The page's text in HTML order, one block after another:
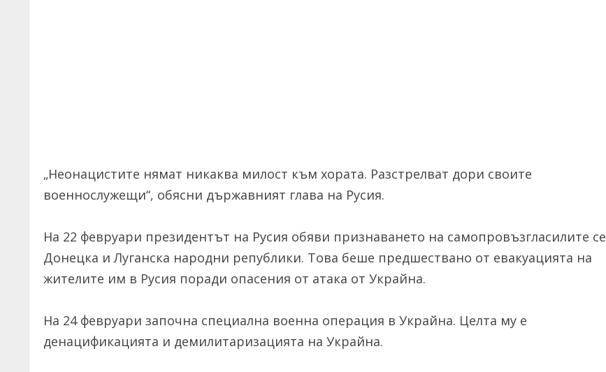
„Неонацистите нямат никаква милост към хората. Разстрелват дори своите
военнослужещи“, обясни държавният глава на Русия.
На 22 февруари президентът на Русия обяви признаването на самопровъзгласилите се
Донецка и Луганска народни републики. Това беше предшествано от евакуацията на
жителите им в Русия поради опасения от атака от Украйна.
На 24 февруари започна специална военна операция в Украйна. Целта му е
денацификацията и демилитаризацията на Украйна.